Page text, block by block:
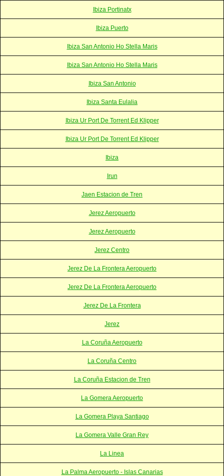
Ibiza Portinatx
Ibiza Puerto
Ibiza San Antonio Ho Stella Maris
Ibiza San Antonio Ho Stella Maris
Ibiza San Antonio
Ibiza Santa Eulalia
Ibiza Ur Port De Torrent Ed Klipper
Ibiza Ur Port De Torrent Ed Klipper
Ibiza
Irun
Jaen Estacion de Tren
Jerez Aeropuerto
Jerez Aeropuerto
Jerez Centro
Jerez De La Frontera Aeropuerto
Jerez De La Frontera Aeropuerto
Jerez De La Frontera
Jerez
La Coruña Aeropuerto
La Coruña Centro
La Coruña Estacion de Tren
La Gomera Aeropuerto
La Gomera Playa Santiago
La Gomera Valle Gran Rey
La Linea
La Palma Aeropuerto - Islas Canarias